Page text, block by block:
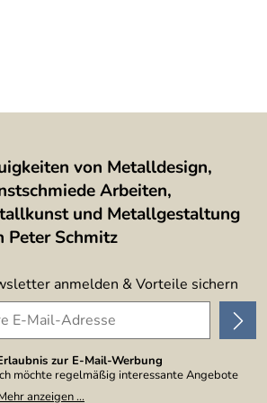
von Metalldesign,
Arbeiten,
und Metallgestaltung
Peter Schmitz
anmelden & Vorteile sichern
zur E-Mail-Werbung
möchte regelmäßig interessante Angebote
E-Mail erhalten. Meine E-Mail-Adresse wird
anzeigen ...